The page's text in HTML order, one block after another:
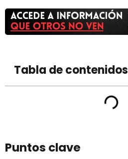
Tabla de contenidos
Puntos clave